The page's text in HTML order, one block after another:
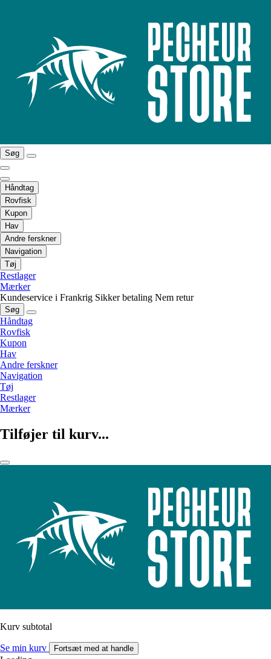
Søg
Håndtag
Rovfisk
Kupon
Hav
Andre ferskner
Navigation
Tøj
Restlager
Mærker
Kundeservice i Frankrig Sikker betaling Nem retur
Søg
Håndtag
Rovfisk
Kupon
Hav
Andre ferskner
Navigation
Tøj
Restlager
Mærker
Tilføjer til kurv...
Kurv subtotal
Se min kurv Fortsæt med at handle